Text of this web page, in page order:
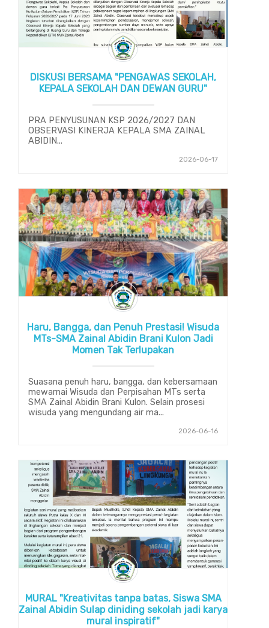
DISKUSI BERSAMA "PENGAWAS SEKOLAH,
KEPALA SEKOLAH DAN DEWAN GURU"
PRA PENYUSUNAN KSP 2026/2027 DAN
OBSERVASI KINERJA KEPALA SMA ZAINAL
ABIDIN...
2026-06-17
Haru, Bangga, dan Penuh Prestasi! Wisuda
MTs-SMA Zainal Abidin Brani Kulon Jadi
Momen Tak Terlupakan
Suasana penuh haru, bangga, dan kebersamaan
mewarnai Wisuda dan Perpisahan MTs serta
SMA Zainal Abidin Brani Kulon. Selain prosesi
wisuda yang mengundang air ma...
2026-06-16
MURAL "Kreativitas tanpa batas, Siswa SMA
Zainal Abidin Sulap diniding sekolah jadi karya
mural inspiratif"